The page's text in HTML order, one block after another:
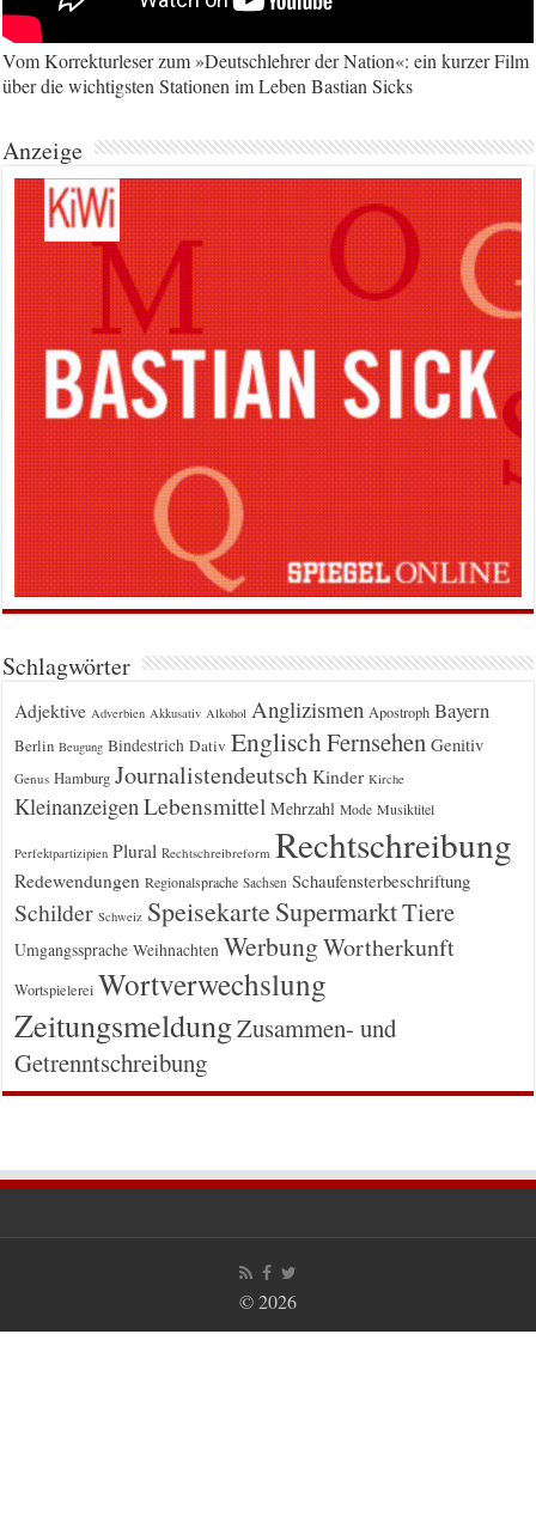
Vom Korrekturleser zum »Deutschlehrer der Nation«: ein kurzer Film
über die wichtigsten Stationen im Leben Bastian Sicks
Anzeige
Schlagwörter
Adjektive Adverbien Akkusativ Alkohol Anglizismen Apostroph Bayern
Berlin Beugung Bindestrich Dativ EnglischFernsehen Genitiv
Genus Hamburg Journalistendeutsch Kinder Kirche
Kleinanzeigen Lebensmittel Mehrzahl Mode Musiktitel
Perfektpartizipien Plural Rechtschreibreform Rechtschreibung
Redewendungen Regionalsprache Sachsen Schaufensterbeschriftung
Schilder Schweiz Speisekarte SupermarktTiere
Umgangssprache Weihnachten WerbungWortherkunft
Wortspielerei Wortverwechslung
ZeitungsmeldungZusammen- und
Getrenntschreibung
© 2026